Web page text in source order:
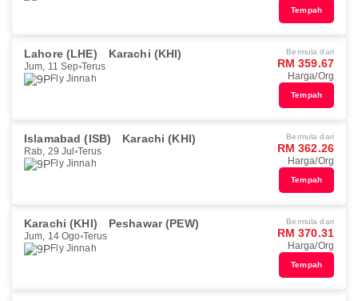
Tempah
Lahore (LHE) Karachi (KHI)
Jum, 11 Sep Terus
Fly Jinnah
Bermula dari
RM 359.67
Harga/Org
Tempah
Islamabad (ISB) Karachi (KHI)
Rab, 29 Jul Terus
Fly Jinnah
Bermula dari
RM 362.26
Harga/Org
Tempah
Karachi (KHI) Peshawar (PEW)
Jum, 14 Ogo Terus
Fly Jinnah
Bermula dari
RM 370.31
Harga/Org
Tempah